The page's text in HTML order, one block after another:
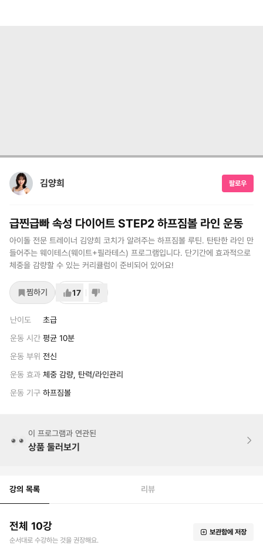
김양희 팔로우
급찐급빠 속성 다이어트 STEP2 하프짐볼 라인 운동
아이돌 전문 트레이너 김양희 코치가 알려주는 하프짐볼 루틴. 탄탄한 라인 만
들어주는 웨이테스(웨이트+필라테스) 프로그램입니다. 단기간에 효과적으로
체중을 감량할 수 있는 커리큘럼이 준비되어 있어요!
찜하기 17
난이도
초급
운동 시간 평균 10분
운동 부위 전신
운동 효과 체중 감량, 탄력/라인관리
운동 기구 하프짐볼
이 프로그램과 연관된
상품 둘러보기
강의 목록 리뷰
전체 10강
순서대로 수강하는 것을 권장해요.
보관함에 저장